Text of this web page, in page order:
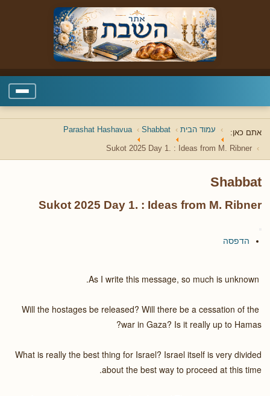
אתם כאן: עמוד הבית Shabbat
Parashat Hashavua
Sukot 2025 Day 1. : Ideas from M. Ribner
Shabbat
Sukot 2025 Day 1. : Ideas from M. Ribner
הדפסה
Will the hostages be released? Will there be a cessation of the
war in Gaza? Is it really up to Hamas?
What is really the best thing for Israel? Israel itself is very divided
about the best way to proceed at this time.